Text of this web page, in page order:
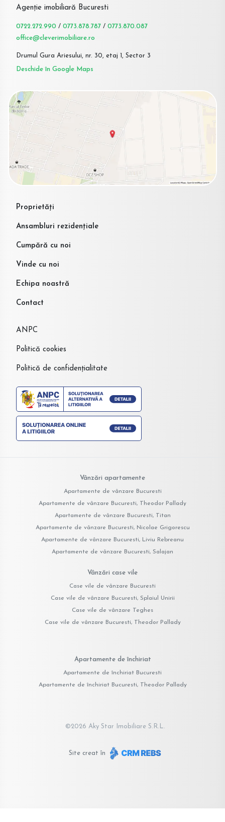
Agenție imobiliară Bucuresti
0722.272.990 / 0773.878.787 / 0773.870.087
office@cleverimobiliare.ro
Drumul Gura Ariesului, nr. 30, etaj 1, Sector 3
Deschide în Google Maps
Proprietăți
Ansambluri rezidențiale
Cumpără cu noi
Vinde cu noi
Echipa noastră
Contact
ANPC
Politică cookies
Politică de confidențialitate
Vânzări apartamente
Apartamente de vânzare Bucuresti
Apartamente de vânzare Bucuresti, Theodor Pallady
Apartamente de vânzare Bucuresti, Titan
Apartamente de vânzare Bucuresti, Nicolae Grigorescu
Apartamente de vânzare Bucuresti, Liviu Rebreanu
Apartamente de vânzare Bucuresti, Salajan
Vânzări case vile
Case vile de vânzare Bucuresti
Case vile de vânzare Bucuresti, Splaiul Unirii
Case vile de vânzare Teghes
Case vile de vânzare Bucuresti, Theodor Pallady
Apartamente de închiriat
Apartamente de închiriat Bucuresti
Apartamente de închiriat Bucuresti, Theodor Pallady
©2026 Aky Star Imobiliare S.R.L.
Site creat în